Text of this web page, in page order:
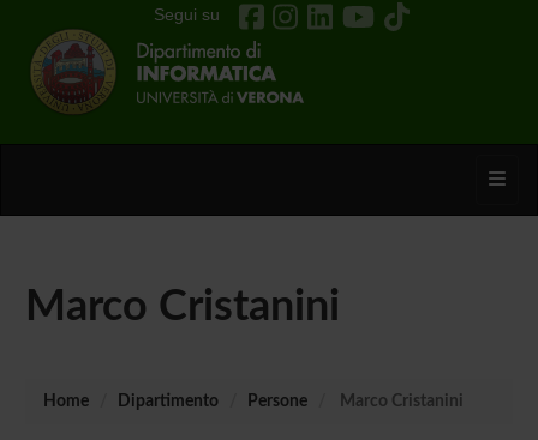
Segui su
Marco Cristanini
Home Dipartimento Persone Marco Cristanini